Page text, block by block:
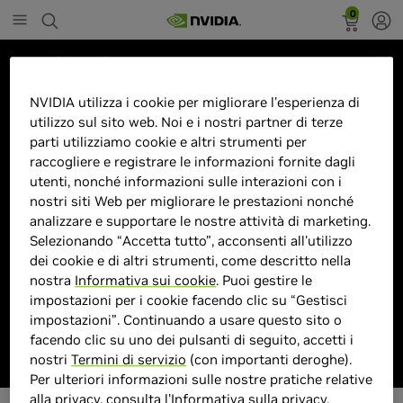
0
Marketplace
34GN850P-B 34"4K Wide Quad
HD LED Nero
> Display :
34 pollici"| 3440 x 1440 Pixel |
> MPN : P889425
Prodotto esaurito
NVIDIA utilizza i cookie per migliorare l'esperienza di
utilizzo sul sito web. Noi e i nostri partner di terze
parti utilizziamo cookie e altri strumenti per
raccogliere e registrare le informazioni fornite dagli
utenti, nonché informazioni sulle interazioni con i
nostri siti Web per migliorare le prestazioni nonché
analizzare e supportare le nostre attività di marketing.
Selezionando “Accetta tutto”, acconsenti all'utilizzo
dei cookie e di altri strumenti, come descritto nella
nostra Informativa sui cookie. Puoi gestire le
impostazioni per i cookie facendo clic su “Gestisci
impostazioni”. Continuando a usare questo sito o
facendo clic su uno dei pulsanti di seguito, accetti i
nostriTermini di servizio (con importanti deroghe).
Per ulteriori informazioni sulle nostre pratiche relative
alla privacy, consulta l'Informativa sulla privacy.